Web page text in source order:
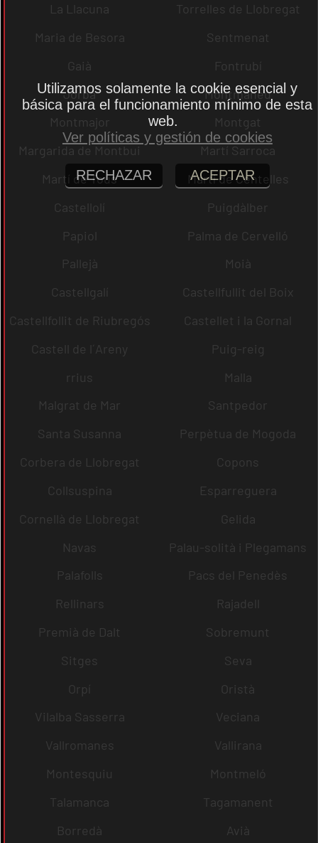
La Llacuna
Torrelles de Llobregat
Maria de Besora
Sentmenat
Gaià
Fontrubí
Jorba
Montmaneu
Montmajor
Montgat
Margarida de Montbui
Martí Sarroca
Martí de Tous
Martí de Centelles
Castellolí
Puigdàlber
Papiol
Palma de Cervelló
Pallejà
Moià
Castellgalí
Castellfullit del Boix
Castellfollit de Riubregós
Castellet i la Gornal
Castell de l´Areny
Puig-reig
rrius
Malla
Malgrat de Mar
Santpedor
Santa Susanna
Perpètua de Mogoda
Corbera de Llobregat
Copons
Collsuspina
Esparreguera
Cornellà de Llobregat
Gelida
Navas
Palau-solità i Plegamans
Palafolls
Pacs del Penedès
Rellinars
Rajadell
Premià de Dalt
Sobremunt
Sitges
Seva
Orpí
Oristà
Vilalba Sasserra
Veciana
Vallromanes
Vallirana
Montesquiu
Montmeló
Talamanca
Tagamanent
Borredà
Avià
Utilizamos solamente la cookie esencial y
básica para el funcionamiento mínimo de esta
web.
Ver políticas y gestión de cookies
RECHAZAR ACEPTAR